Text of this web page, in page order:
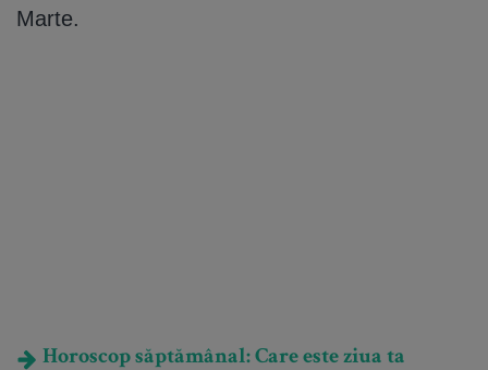
Marte.
Horoscop săptămânal: Care este ziua ta